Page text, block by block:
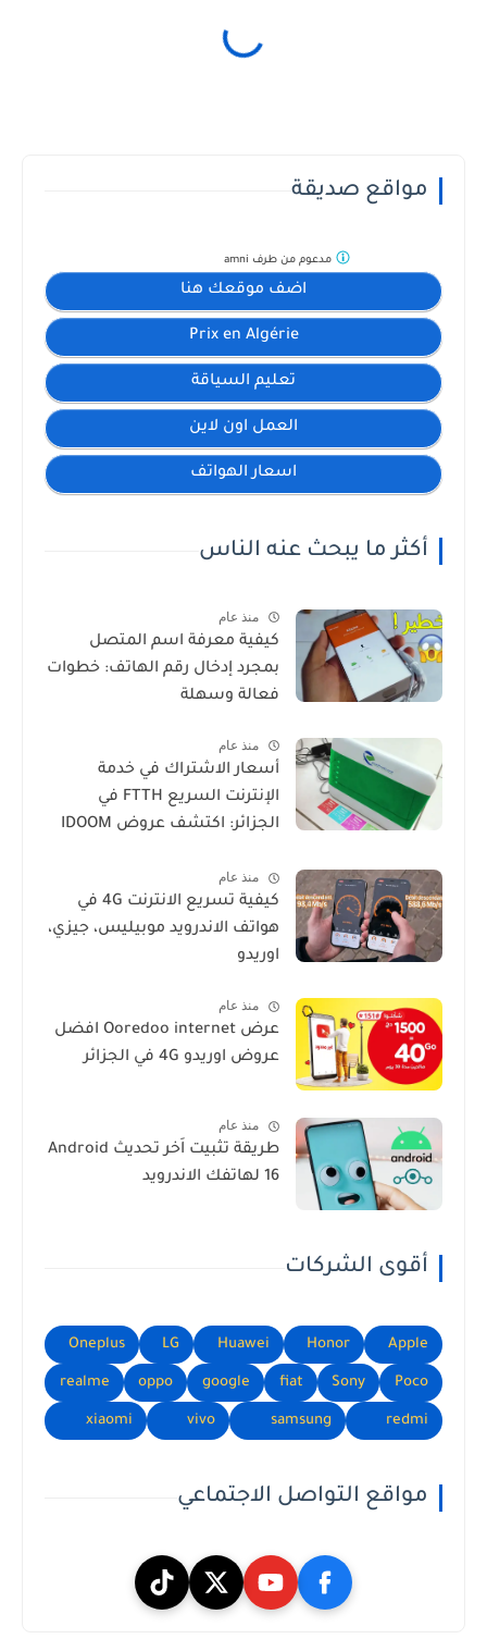
مواقع صديقة
اضف موقعك هنا
Prix en Algérie
تعليم السياقة
العمل اون لاين
اسعار الهواتف
مدعوم من طرف amni
أكثر ما يبحث عنه الناس
منذ عام
كيفية معرفة اسم المتصل
بمجرد إدخال رقم الهاتف: خطوات
فعالة وسهلة
منذ عام
أسعار الاشتراك في خدمة
الإنترنت السريع FTTH في
الجزائر: اكتشف عروض IDOOM
منذ عام
كيفية تسريع الانترنت 4G في
هواتف الاندرويد موبيليس، جيزي،
اوريدو
منذ عام
عرض Ooredoo internet افضل
عروض اوريدو 4G في الجزائر
منذ عام
طريقة تثبيت اَخر تحديث Android
16 لهاتفك الاندرويد
أقوى الشركات
Apple
Honor
Huawei
LG
Oneplus
Poco
Sony
fiat
google
oppo
realme
redmi
samsung
vivo
xiaomi
مواقع التواصل الاجتماعي